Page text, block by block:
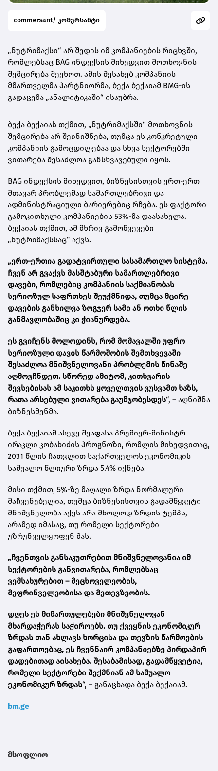
commersant/ კომერსანტი
„ნუტრიმაქსი“ არ შედის იმ კომპანიების რიცხვში,
რომლებსაც BAG ინდექსის მიხედვით მოთხოვნის
შემცირება შეეხოთ. ამის შესახებ კომპანიის
მმართველმა პარტნიორმა, ბექა ბექაიამ BMG-ის
გადაცემა „ანალიტიკაში“ ისაუბრა.
ბექა ბექაიას თქმით, „ნუტრიმაქსში“ მოთხოვნის
შემცირება არ შეინიშნება, თუმცა ეს კონკრეტული
კომპანიის გამოცდილებაა და სხვა სექტორებში
ვითარება შესაძლოა განსხვავებული იყოს.
BAG ინდექსის მიხედვით, ბიზნესისთვის ერთ-ერთ
მთავარ პრობლემად სამართლებრივი და
ადმინისტრაციული ბარიერებიც რჩება. ეს ფაქტორი
გამოკითხული კომპანიების 53%-მა დაასახელა.
ბექაიას თქმით, ამ მხრივ გამოწვევები
„ნუტრიმაქსსაც“ აქვს.
„ერთ-ერთია გადატვირთული სასამართლო სისტემა.
ჩვენ არ გვაქვს მასშტაბური სამართლებრივი
დავები, რომლებიც კომპანიის საქმიანობას
სერიოზულ საფრთხეს შეუქმნიდა, თუმცა მცირე
დავების განხილვა ზოგჯერ სამი ან ოთხი წლის
განმავლობაშიც კი ჭიანურდება.
ეს გვიჩენს მოლოდინს, რომ მომავალში უფრო
სერიოზული დავის წარმოშობის შემთხვევაში
შესაძლოა მნიშვნელოვანი პრობლემის წინაშე
აღმოვჩნდეთ. სწორედ ამიტომ, კითხვარის
შევსებისას ამ საკითხს ყოველთვის ვუსვამთ ხაზს,
რათა არსებული ვითარება გაუმჯობესდეს“, – აღნიშნა
ბიზნესმენმა.
ბექა ბექაიამ ასევე შეაფასა პრემიერ-მინისტრ
ირაკლი კობახიძის პროგნოზი, რომლის მიხედვითაც,
2031 წლის ჩათვლით საქართველოს ეკონომიკის
საშუალო წლიური ზრდა 5.4% იქნება.
მისი თქმით, 5%-ზე მაღალი ზრდა ნორმალური
მაჩვენებელია, თუმცა ბიზნესისთვის გადამწყვეტი
მნიშვნელობა აქვს არა მხოლოდ ზრდის ტემპს,
არამედ იმასაც, თუ რომელი სექტორები
უზრუნველყოფენ მას.
„ჩვენთვის განსაკუთრებით მნიშვნელოვანია იმ
სექტორების განვითარება, რომლებსაც
ვემსახურებით – მეცხოველეობის,
მეფრინველეობისა და მეთევზეობის.
დღეს ეს მიმართულებები მნიშვნელოვან
მხარდაჭერას საჭიროებს. თუ ქვეყნის ეკონომიკურ
ზრდას თან ახლავს ხორცისა და თევზის წარმოების
გაფართოებაც, ეს ჩვენნაირ კომპანიებზე პირდაპირ
დადებითად აისახება. შესაბამისად, გადამწყვეტია,
რომელი სექტორები შექმნიან ამ საშუალო
ეკონომიკურ ზრდას“, – განაცხადა ბექა ბექაიამ.
bm.ge
მსოფლიო